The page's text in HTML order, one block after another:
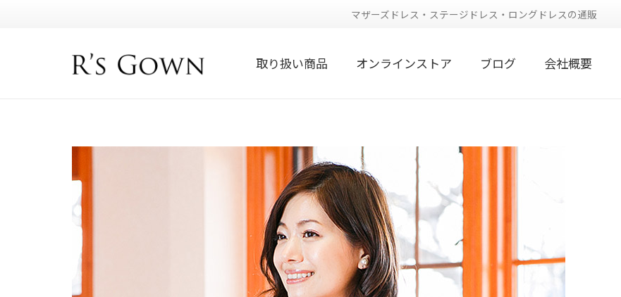
マザーズドレス・ステージドレス・ロングドレスの通販
取り扱い商品 オンラインストア ブログ 会社概要